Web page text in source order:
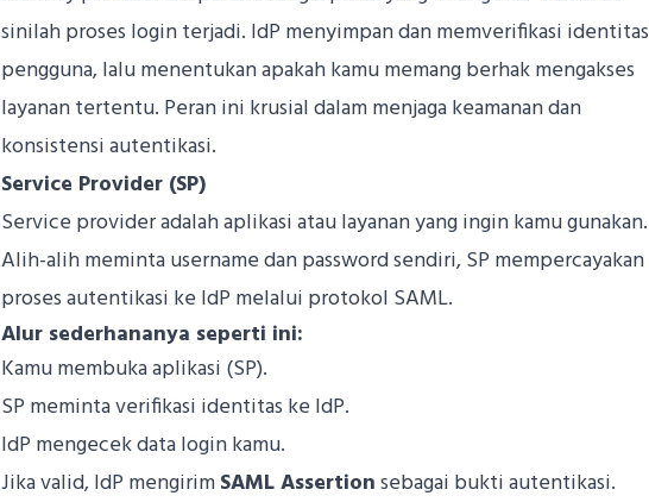
sinilah proses login terjadi. IdP menyimpan dan memverifikasi identitas
pengguna, lalu menentukan apakah kamu memang berhak mengakses
layanan tertentu. Peran ini krusial dalam menjaga keamanan dan
konsistensi autentikasi.
Service Provider (SP)
Service provider adalah aplikasi atau layanan yang ingin kamu gunakan.
Alih-alih meminta username dan password sendiri, SP mempercayakan
proses autentikasi ke IdP melalui protokol SAML.
Alur sederhananya seperti ini:
Kamu membuka aplikasi (SP).
SP meminta verifikasi identitas ke IdP.
IdP mengecek data login kamu.
Jika valid, IdP mengirimSAML Assertionsebagai bukti autentikasi.